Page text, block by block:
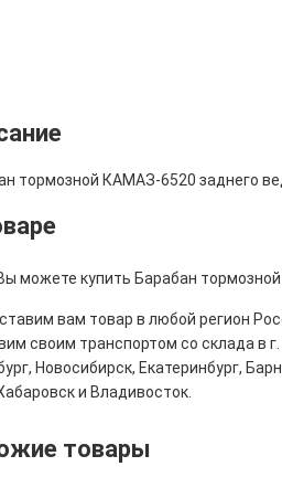
тормозной КАМАЗ-6520 заднего
можете купить Барабан
вам товар в любой регион
своим транспортом со склада в
Новосибирск, Екатеринбург,
и Владивосток.
товары